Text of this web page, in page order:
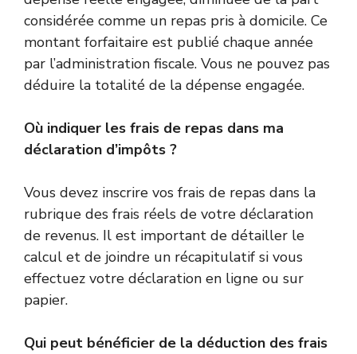
considérée comme un repas pris à domicile. Ce
montant forfaitaire est publié chaque année
par l’administration fiscale. Vous ne pouvez pas
déduire la totalité de la dépense engagée.
Où indiquer les frais de repas dans ma
déclaration d’impôts ?
Vous devez inscrire vos frais de repas dans la
rubrique des frais réels de votre déclaration
de revenus. Il est important de détailler le
calcul et de joindre un récapitulatif si vous
effectuez votre déclaration en ligne ou sur
papier.
Qui peut bénéficier de la déduction des frais